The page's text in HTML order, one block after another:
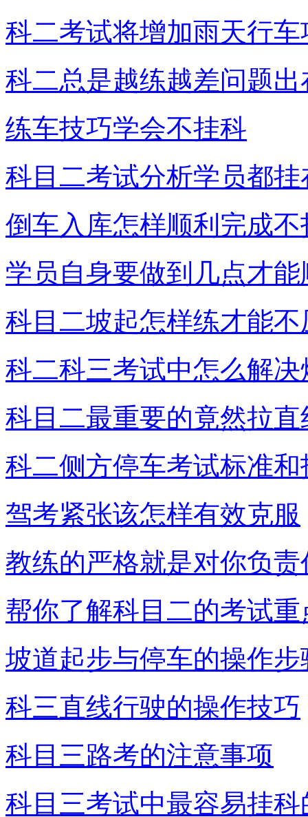
科二考试将增加雨天行车
科二总是越练越差问题出
练车技巧学会不挂科
科目二考试分析学员都
倒车入库怎样顺利完成不
学员自身要做到几点才
科目二坡起怎样练才能不
科二科三考试中怎么解
科目二最重要的竟然拉直
科二侧方停车考试标准和
驾考紧张该怎样有效克服
教练的严格就是对你负责
帮你了解科目二的考试重
坡道起步与停车的操作步
科三直线行驶的操作技巧
科目三路考的注意事项
科目三考试中最容易挂